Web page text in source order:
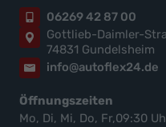
06269 42 87 00
Gottlieb-Daimler-
74831 Gundelsheim
info@autoflex24.de
Öffnungszeiten
Mo, Di, Mi, Do, Fr,09:30